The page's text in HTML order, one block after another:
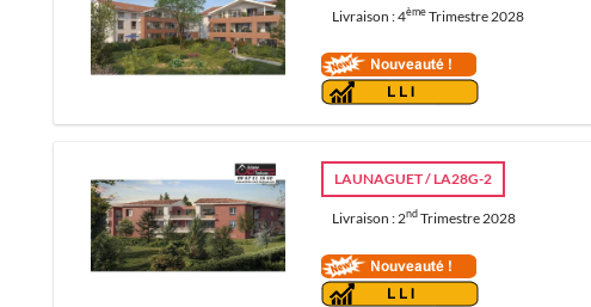
Livraison : 4èmeTrimestre 2028
LAUNAGUET / LA28G-2
Livraison : 2nd Trimestre 2028